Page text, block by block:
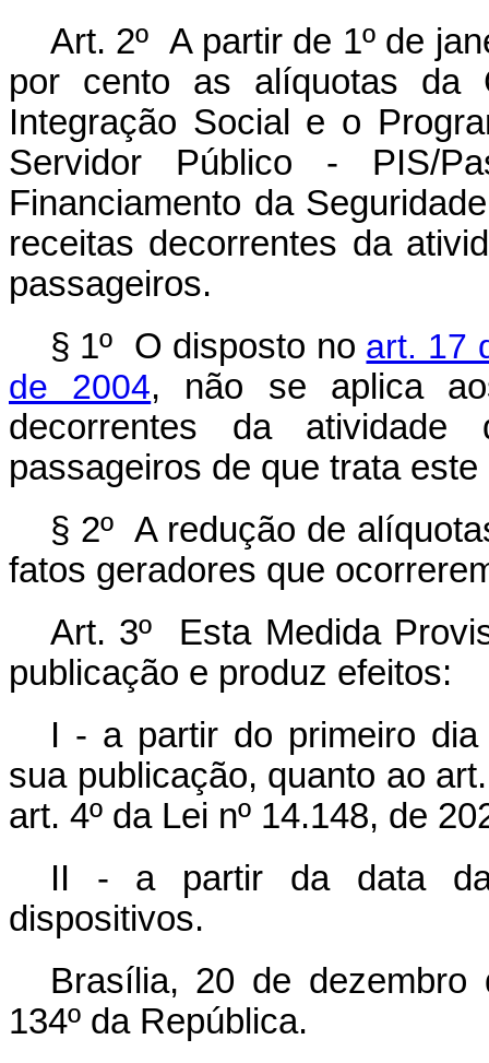
Art. 2º A partir de 1º de
por cento as alíquotas da
Integração Social e o
Servidor Público - PIS/
Financiamento da
receitas decorrentes da
passageiros.
§ 1º O disposto no art. 17
de 2004, não se aplica
decorrentes da
passageiros de que trata este
§ 2º A redução de
fatos geradores que
Art. 3º Esta Medida
publicação e produz efeitos:
I - a partir do primeiro
sua publicação, quanto ao
art. 4º da Lei nº 14.148, de
II - a partir da data da
dispositivos.
Brasília, 20 de dezembro
134º da República.